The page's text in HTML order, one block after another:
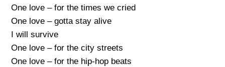
One love – for the times we cried
One love – gotta stay alive
I will survive
One love – for the city streets
One love – for the hip-hop beats